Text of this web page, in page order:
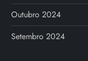
Outubro 2024
Setembro 2024